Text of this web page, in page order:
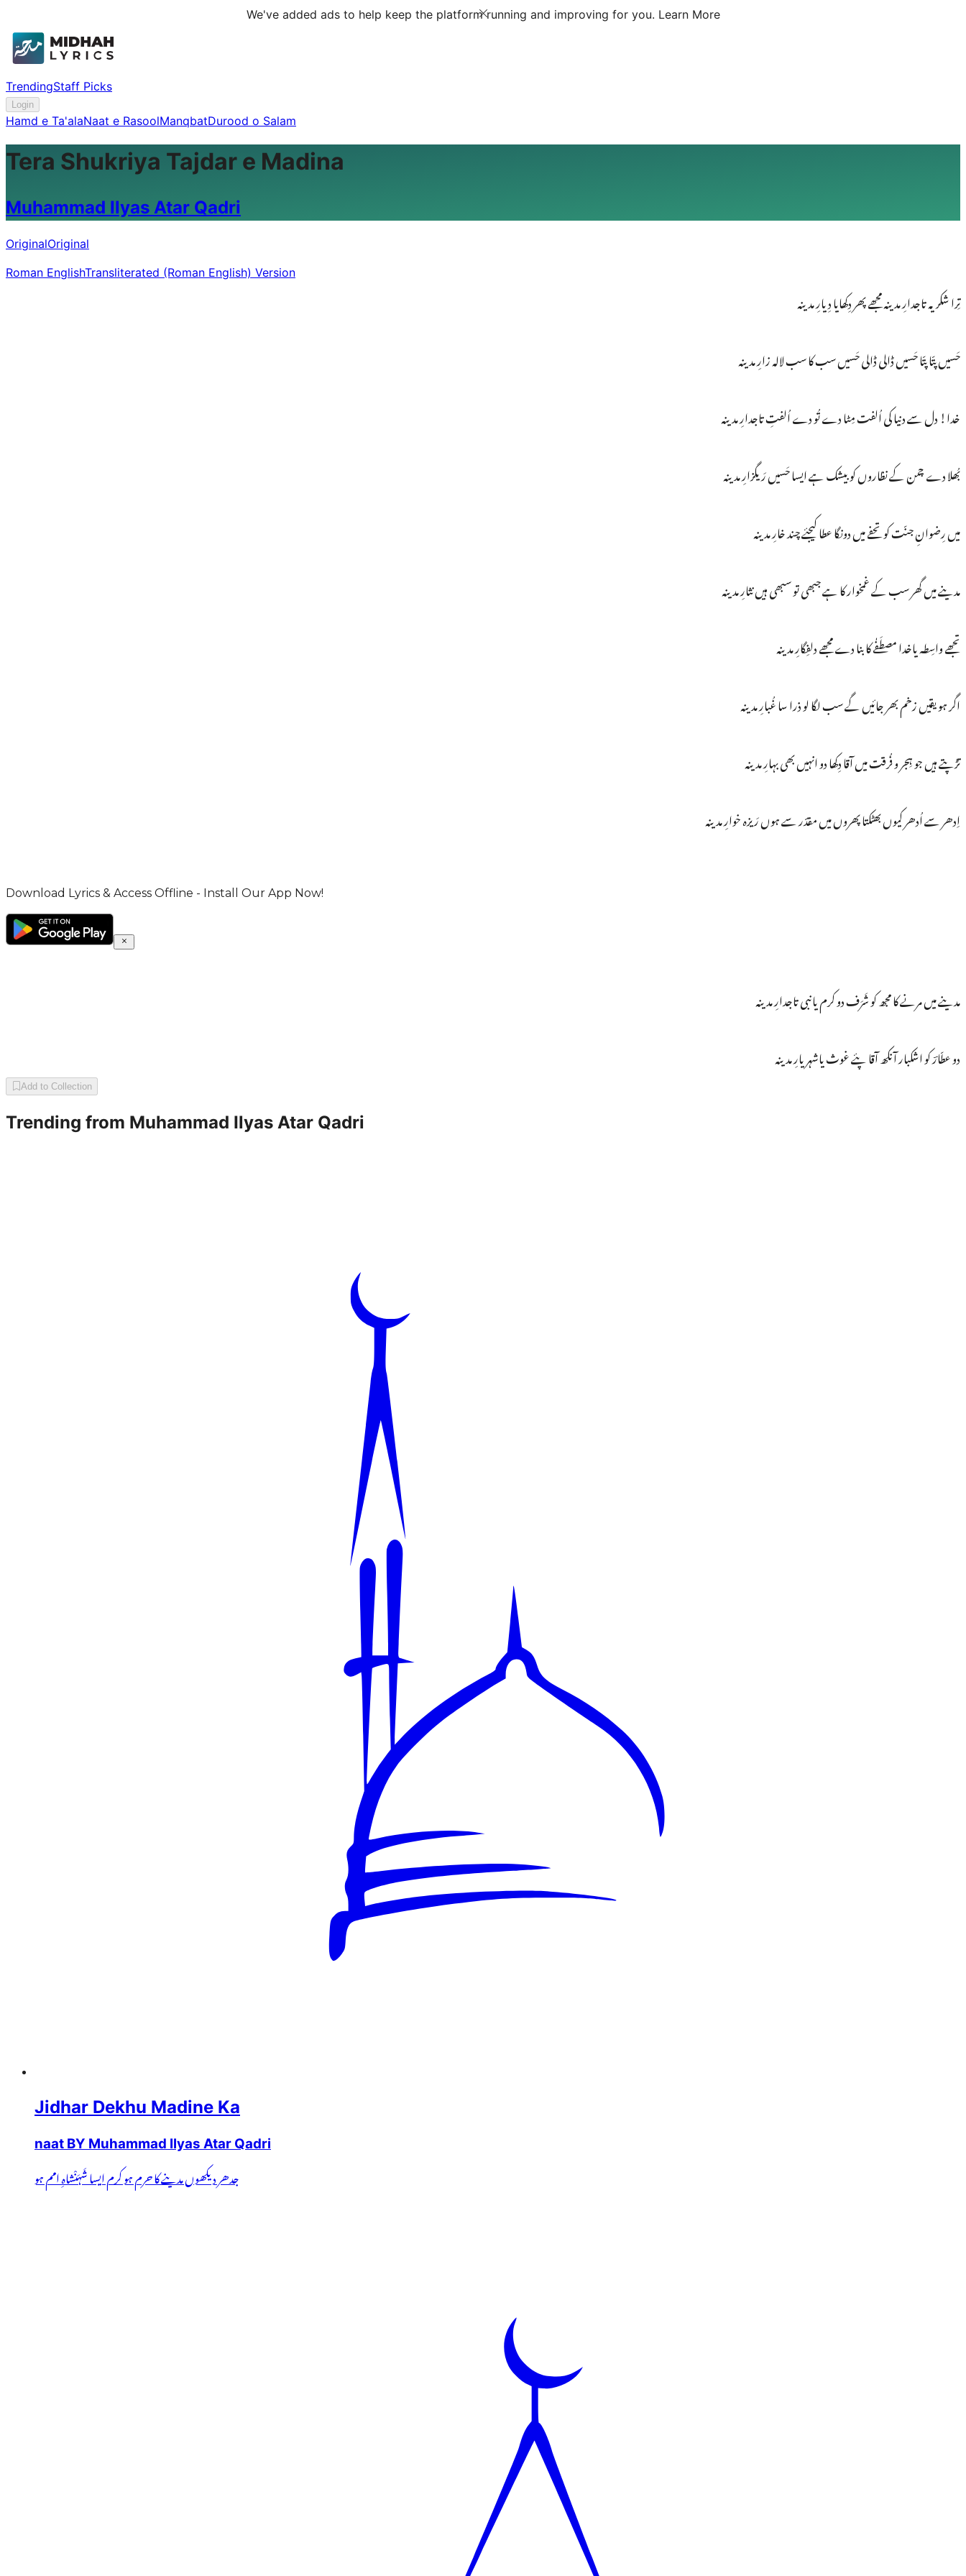
We've added ads to help keep the platform running and improving for you. Learn More
TrendingStaff Picks
Login
Hamd e Ta'alaNaat e RasoolManqbatDurood o Salam
Tera Shukriya Tajdar e Madina
Muhammad Ilyas Atar Qadri
OriginalOriginal
Roman EnglishTransliterated (Roman English) Version
تِرا شکریہ تاجدارِ مدینہ مجھے پھر دِکھایا دِیارِ مدینہ
حَسیں پتّا پتّا حَسیں ڈالی ڈالی حَسیں سب کا سب لالہ زارِ مدینہ
خدا! دل سے دنیا کی اُلفت مِٹا دے تُو دے اُلفتِ تاجدارِ مدینہ
بُھلا دے چمن کے نظاروں کو بیشک ہے ایسا حَسیں رَیگزارِ مدینہ
میں رِضوانِ جنّت کو تحفے میں دونگا عطا کیجئے چند خارِ مدینہ
مدینے میں گھر سب کے غمخوار کا ہے جبھی تو سبھی ہیں نثارِ مدینہ
تجھے واسِطہ یاخدا مصطَفٰے کا بنا دے مجھے دلفِگارِ مدینہ
اگر ہو یقیں زخم بھر جائیں گے سب لگا لو ذرا سا غُبارِ مدینہ
تڑپتے ہیں جو ہِجر و فُرقت میں آقا دِکھا دو انہیں بھی بہارِ مدینہ
اِدھر سے اُدھر کیوں بھٹکتا پھروں میں مقدّر سے ہوں رَیزہ خوارِ مدینہ
Download Lyrics & Access Offline - Install Our App Now!
مدینے میں مرنے کا مجھ کو شَرَف دو کرم یانبی تاجدارِ مدینہ
دو عطّارؔ کو اشکبار آنکھ آقا پئے غوث یاشہریارِ مدینہ
Add to Collection
Trending from Muhammad Ilyas Atar Qadri
Jidhar Dekhu Madine Ka
naat BY Muhammad Ilyas Atar Qadri
جدھر دیکھوں مدینے کا حرم ہو کرم ایسا شَہَنْشاہِ امم ہو